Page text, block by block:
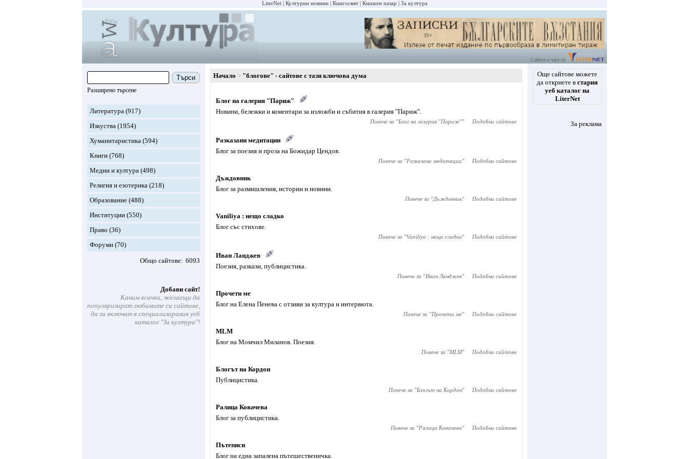
LiterNet Културни новини Книгосвят Книжен пазар За култура
Сайтът е част от
Търси
Разширено търсене
Литература (917)
Изкуства (1954)
Хуманитаристика (594)
Книги (768)
Медии и култура (498)
Религия и езотерика (218)
Образование (488)
Институции (550)
Право (36)
Форуми (70)
Общо сайтове 6093
Добави сайт!
Каним всички, желаещи да
популяризират любимите си сайтове,
да ги включат в специализирания уеб
каталог "За култура"!
Начало "блогове" - сайтове с тази ключова дума
Блог на галерия "Париж"
Новини, бележки и коментари за изложби и събития в галерия "Париж".
Повече за "Блог на галерия "Париж"" Подобни сайтове
Разказани медитации
Блог за поезия и проза на Божидар Цендов.
Повече за "Разказани медитации" Подобни сайтове
Дъждовник
Блог за размишления, истории и новини.
Повече за "Дъждовник" Подобни сайтове
Vaniliya : нещо сладко
Блог със стихове.
Повече за "Vaniliya : нещо сладко" Подобни сайтове
Иван Ланджев
Поезия, разкази, публицистика.
Повече за "Иван Ланджев" Подобни сайтове
Прочети ме
Блог на Елена Пенева с отзиви за култура и интервюта.
Повече за "Прочети ме" Подобни сайтове
MLM
Блог на Момчил Миланов. Поезия.
Повече за "MLM" Подобни сайтове
Блогът на Кордон
Публицистика.
Повече за "Блогът на Кордон" Подобни сайтове
Ралица Ковачева
Блог за публицистика.
Повече за "Ралица Ковачева" Подобни сайтове
Пътеписи
Блог на една запалена пътешественичка.
Още сайтове можете
да откриете в стария
уеб каталог на
LiterNet
За реклама